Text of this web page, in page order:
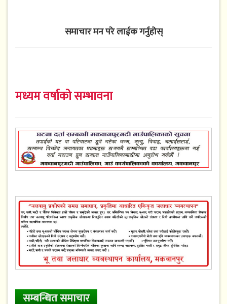
समाचार मन परे लाईक गर्नुहोस्
मध्यम वर्षाको सम्भावना
सम्बन्धित समाचार